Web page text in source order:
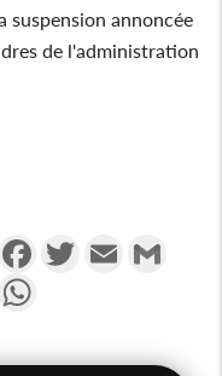
suspension annoncée
de l'administration
PartagerFacebookTwitterEmail
Messenger